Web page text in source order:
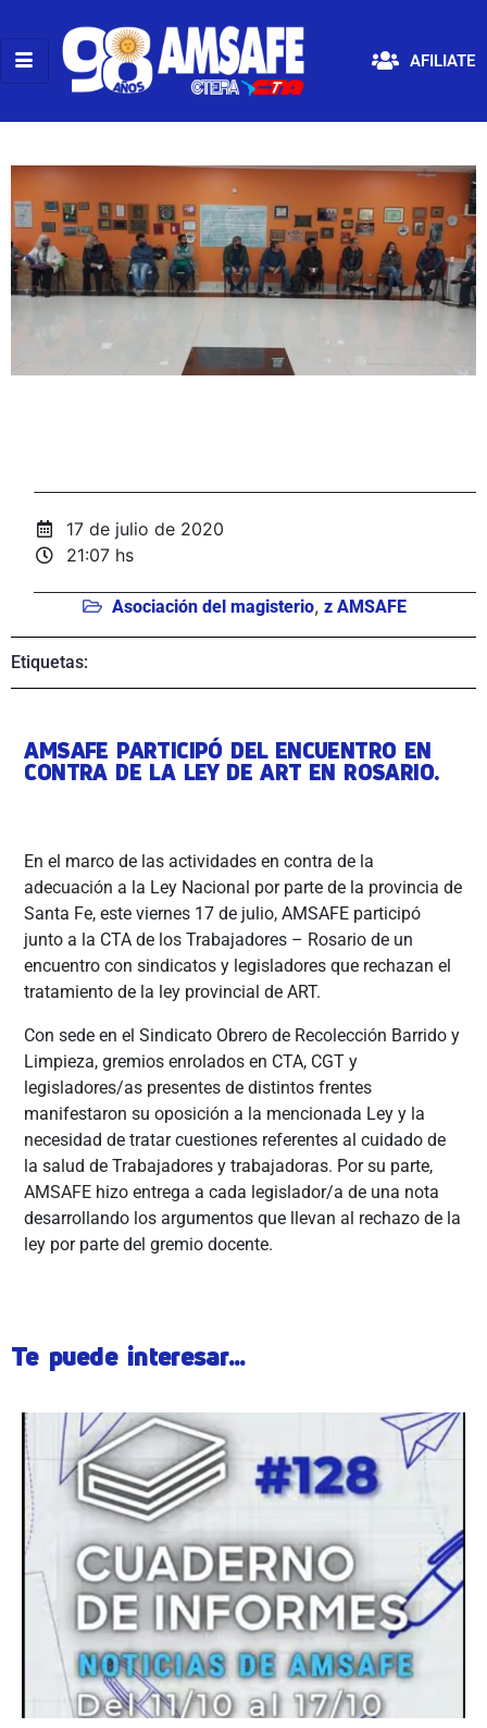
AFILIATE
17 de julio de 2020
21:07 hs
Asociación del magisterio, z AMSAFE
Etiquetas:
AMSAFE PARTICIPÓ DEL ENCUENTRO EN
CONTRA DE LA LEY DE ART EN ROSARIO.
En el marco de las actividades en contra de la
adecuación a la Ley Nacional por parte de la provincia de
Santa Fe, este viernes 17 de julio, AMSAFE participó
junto a la CTA de los Trabajadores – Rosario de un
encuentro con sindicatos y legisladores que rechazan el
tratamiento de la ley provincial de ART.
Con sede en el Sindicato Obrero de Recolección Barrido y
Limpieza, gremios enrolados en CTA, CGT y
legisladores/as presentes de distintos frentes
manifestaron su oposición a la mencionada Ley y la
necesidad de tratar cuestiones referentes al cuidado de
la salud de Trabajadores y trabajadoras. Por su parte,
AMSAFE hizo entrega a cada legislador/a de una nota
desarrollando los argumentos que llevan al rechazo de la
ley por parte del gremio docente.
Te puede interesar...